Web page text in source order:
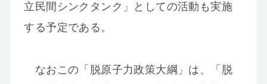
立民間シンクタンク」としての活動も実施
する予定である。
なおこの「脱原子力政策大綱」は、「脱